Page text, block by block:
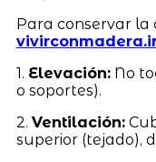
Para conservar
1. Elevación:No
o soportes).
2. Ventilación:
superior (tejado),